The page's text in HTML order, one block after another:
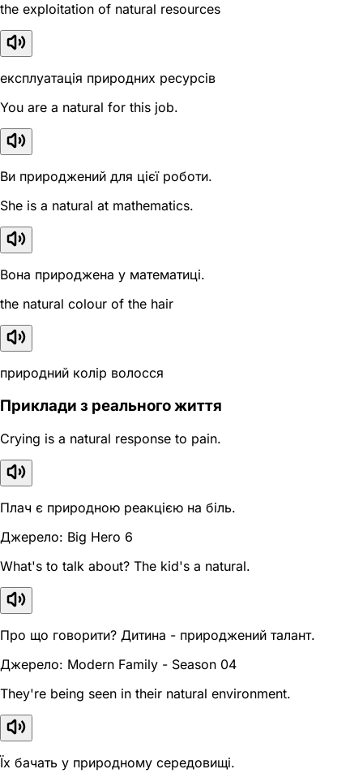
the exploitation of natural resources
експлуатація природних ресурсів
You are a natural for this job.
Ви природжений для цієї роботи.
She is a natural at mathematics.
Вона природжена у математиці.
the natural colour of the hair
природний колір волосся
Приклади з реального життя
Crying is a natural response to pain.
Плач є природною реакцією на біль.
Джерело: Big Hero 6
What's to talk about? The kid's a natural.
Про що говорити? Дитина - природжений талант.
Джерело: Modern Family - Season 04
They're being seen in their natural environment.
Їх бачать у природному середовищі.